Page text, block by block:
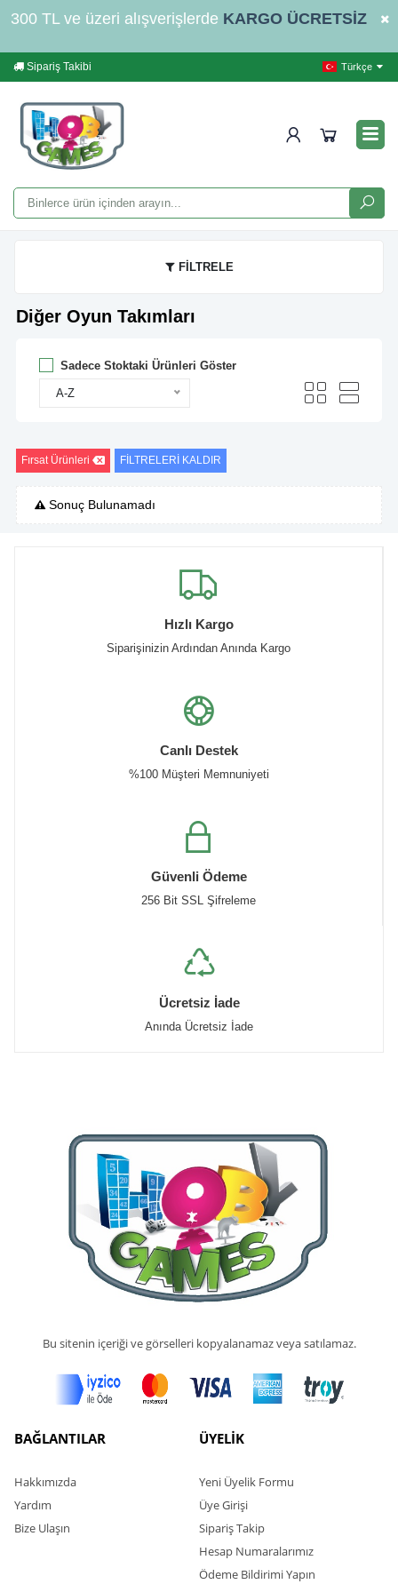
300 TL ve üzeri alışverişlerde KARGO ÜCRETSİZ
Sipariş Takibi Türkçe
FİLTRELE
Diğer Oyun Takımları
Sadece Stoktaki Ürünleri Göster
A-Z
Fırsat Ürünleri FİLTRELERİ KALDIR
Sonuç Bulunamadı
Hızlı Kargo
Siparişinizin Ardından Anında Kargo
Canlı Destek
%100 Müşteri Memnuniyeti
Güvenli Ödeme
256 Bit SSL Şifreleme
Ücretsiz İade
Anında Ücretsiz İade
Bu sitenin içeriği ve görselleri kopyalanamaz veya satılamaz.
BAĞLANTILAR
Hakkımızda
Yardım
Bize Ulaşın
ÜYELİK
Yeni Üyelik Formu
Üye Girişi
Sipariş Takip
Hesap Numaralarımız
Ödeme Bildirimi Yapın